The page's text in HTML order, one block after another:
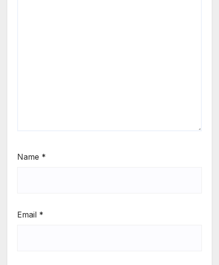
Name *
Email *